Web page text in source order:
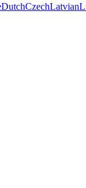
DutchCzechLatvian